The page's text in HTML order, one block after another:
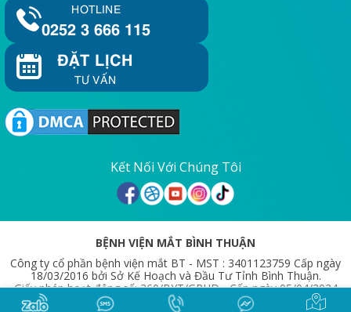
HOTLINE
0252 3 666 115
ĐẶT LỊCH
TƯ VẤN
Kết Nối Với Chúng Tôi
BỆNH VIỆN MẮT BÌNH THUẬN
Công ty cổ phần bệnh viện mắt BT - MST : 3401123759 Cấp ngày
18/03/2016 bởi Sở Kế Hoạch và Đầu Tư Tỉnh Bình Thuận.
Giấy phép hoạt động số: 360/BYT/GPHD - Cấp ngày 05/04/2024
bởi Bộ Y Tế